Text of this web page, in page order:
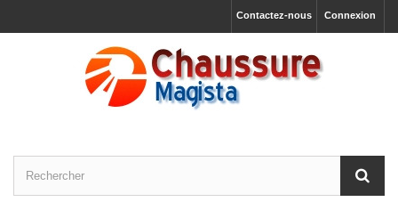
Connexion
Contactez-nous